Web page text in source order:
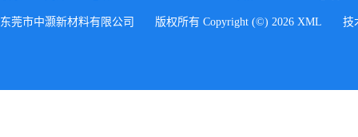
东莞市中灏新材料有限公司 版权所有 Copyright (©) 2026 XML 技